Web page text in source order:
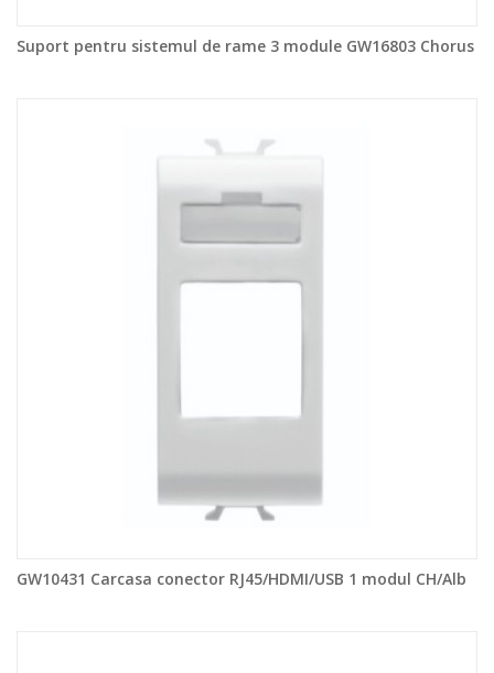
Suport pentru sistemul de rame 3 module GW16803 Chorus
GW10431 Carcasa conector RJ45/HDMI/USB 1 modul CH/Alb